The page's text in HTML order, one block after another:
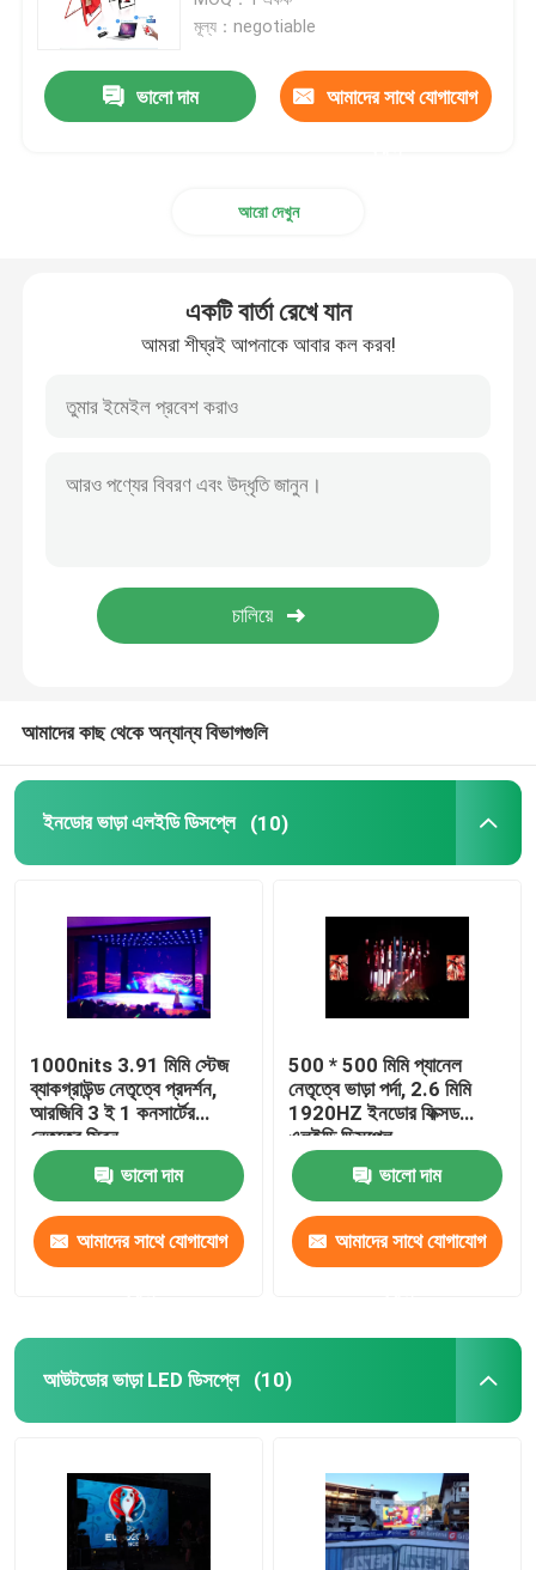
মোবাইল ট্রাক এলইডি ডিসপ্লে
স্টেডিয়াম এলইডি ডিসপ্লে
মূল্য：negotiable
ভালো দাম আমাদের সাথে যোগাযোগ
আরো দেখুন
একটি বার্তা রেখে যান
আমরা শীঘ্রই আপনাকে আবার কল করব!
আমাদের কাছ থেকে অন্যান্য বিভাগগুলি
ইনডোর ভাড়া এলইডি ডিসপ্লে (10)
1000nits 3.91 মিমি স্টেজ
ব্যাকগ্রাউন্ড নেতৃত্বে প্রদর্শন,
আরজিবি 3 ই 1 কনসার্টের
নেতৃত্বে স্ক্রিন
ভালো দাম
আমাদের সাথে যোগাযোগ
500 * 500 মিমি প্যানেল
নেতৃত্বে ভাড়া পর্দা, 2.6 মিমি
1920HZ ইনডোর ফিক্সড
এলইডি ডিসপ্লে
ভালো দাম
আমাদের সাথে যোগাযোগ
আউটডোর ভাড়া LED ডিসপ্লে (10)